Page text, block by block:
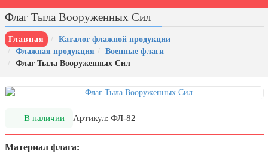
августа)
12 августа, День ВВС
22 августа, День Государственного
флага РФ
День шахтера (последнее
воскресенье августа)
1 сентября, День знаний
3 сентября, День солидарности в
борьбе с терроризмом
Флаг Тыла Вооруженных Сил
Главная
Каталог флажной продукции
Флажная продукция
Военные флаги
Флаг Тыла Вооруженных Сил
В наличии Артикул: ФЛ-82
Материал флага: